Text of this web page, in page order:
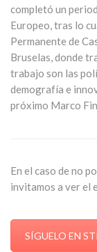
completó un
Europeo, tras lo
Permanente de
Bruselas, donde
trabajo son las
demografía e
próximo Marco
En el caso de no
invitamos a ver el
SÍGUELO EN